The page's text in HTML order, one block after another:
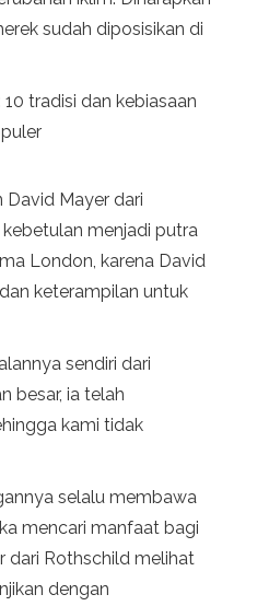
sudah diposisikan di
tradisi dan kebiasaan
David Mayer dari
menjadi putra
London, karena David
keterampilan untuk
sendiri dari
besar, ia telah
kami tidak
selalu membawa
mencari manfaat bagi
dari Rothschild melihat
dengan